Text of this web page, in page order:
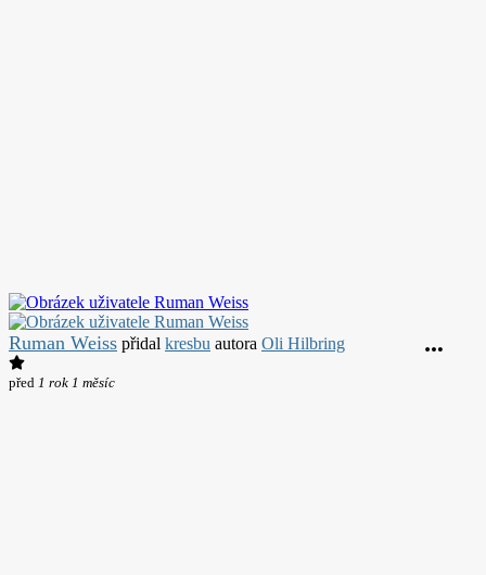
Ruman Weiss přidal kresbu autora Oli Hilbring
před 1 rok 1 měsíc